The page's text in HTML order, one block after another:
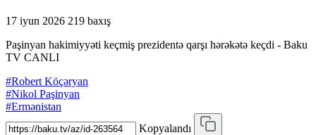
17 iyun 2026 219 baxış
Paşinyan hakimiyyəti keçmiş prezidentə qarşı hərəkətə keçdi - Baku
TV CANLI
#Robert Köçəryan
#Nikol Paşinyan
#Ermənistan
Kopyalandı